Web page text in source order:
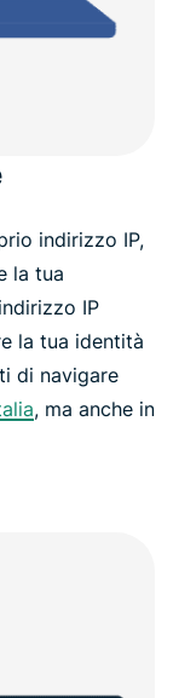
indirizzo IP,
la tua
IP
la tua identità
di navigare
, ma anche in